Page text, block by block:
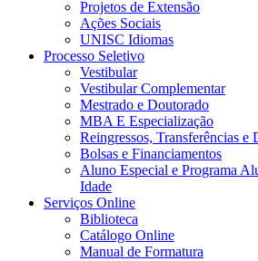
Projetos de Extensão
Ações Sociais
UNISC Idiomas
Processo Seletivo
Vestibular
Vestibular Complementar
Mestrado e Doutorado
MBA E Especialização
Reingressos, Transferências e
Bolsas e Financiamentos
Aluno Especial e Programa
Idade
Serviços Online
Biblioteca
Catálogo Online
Manual de Formatura